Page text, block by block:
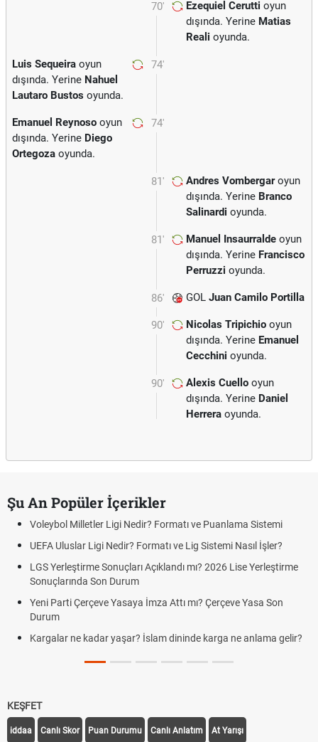
70' Ezequiel Cerutti oyun
dışında. Yerine Matias
Reali oyunda.
74'
Luis Sequeira oyun
dışında. Yerine Nahuel
Lautaro Bustos oyunda.
74'
Emanuel Reynoso oyun
dışında. Yerine Diego
Ortegoza oyunda.
81' Andres Vombergaroyun
dışında. Yerine Branco
Salinardi oyunda.
81' Manuel Insaurralde oyun
dışında. Yerine Francisco
Perruzzi oyunda.
86' GOL Juan Camilo Portilla
90' Nicolas Tripichio oyun
dışında. Yerine Emanuel
Cecchini oyunda.
90' Alexis Cuello oyun
dışında. Yerine Daniel
Herrera oyunda.
Şu An Popüler İçerikler
Voleybol Milletler Ligi Nedir? Formatı ve Puanlama Sistemi
UEFA Uluslar Ligi Nedir? Formatı ve Lig Sistemi Nasıl İşler?
LGS Yerleştirme Sonuçları Açıklandı mı? 2026 Lise Yerleştirme
Sonuçlarında Son Durum
Yeni Parti Çerçeve Yasaya İmza Attı mı? Çerçeve Yasa Son
Durum
Kargalar ne kadar yaşar? İslam dininde karga ne anlama gelir?
KEŞFET
iddaa Canlı Skor Puan Durumu Canlı Anlatım At Yarışı